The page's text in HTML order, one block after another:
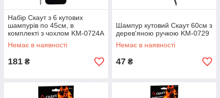
Набір Скаут з 6 кутових
шампурів по 45см, в
комплекті з чохлом KM-0724А
Немає в наявності
181 ₴
Шампур кутовий Скаут 60см з
дерев'яною ручкою KM-0729
Немає в наявності
47 ₴